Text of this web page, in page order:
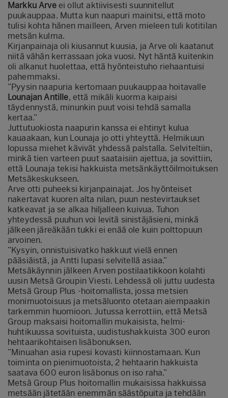
Markku Arveei ollut aktiivisesti suunnitellut
puukauppaa. Mutta kun naapuri mainitsi, että moto
tulisi kohta hänen mailleen, Arven mieleen tuli kotitilan
metsän kulma.
Kirjanpainaja oli kiusannut kuusia, ja Arve oli kaatanut
niitä vähän kerrassaan joka vuosi. Nyt häntä kuitenkin
oli alkanut huolettaa, että hyönteistuho riehaantuisi
pahemmaksi.
”Pyysin naapuria kertomaan puukauppaa hoitavalle
Lounajan Antille, että mikäli kuorma kaipaisi
täydennystä, minunkin puut voisi tehdä samalla
kertaa.”
Juttutuokiosta naapurin kanssa ei ehtinyt kulua
kauaakaan, kun Lounaja jo otti yhteyttä. Helmikuun
lopussa miehet kävivät yhdessä palstalla. Selviteltiin,
minkä tien varteen puut saataisiin ajettua, ja sovittiin,
että Lounaja tekisi hakkuista metsänkäyttöilmoituksen
Metsäkeskukseen.
Arve otti puheeksi kirjanpainajat. Jos hyönteiset
nakertavat kuoren alta nilan, puun nestevirtaukset
katkeavat ja se alkaa hiljalleen kuivua. Tuhon
yhteydessä puuhun voi levitä sinistäjäsieni, minkä
jälkeen järeäkään tukki ei enää ole kuin polttopuun
arvoinen.
”Kysyin, onnistuisivatko hakkuut vielä ennen
pääsiäistä, ja Antti lupasi selvitellä asiaa.”
Metsäkäynnin jälkeen Arven postilaatikkoon kolahti
uusin Metsä Groupin Viesti. Lehdessä oli juttu uudesta
Metsä Group Plus -hoitomallista, jossa metsien
monimuotoisuus ja metsäluonto otetaan aiempaakin
tarkemmin huomioon. Jutussa kerrottiin, että Metsä
Group maksaisi hoitomallin mukaisista, helmi-
huhtikuussa sovituista, uudistushakkuista 300 euron
hehtaarikohtaisen lisäbonuksen.
”Minuahan asia rupesi kovasti kiinnostamaan. Kun
toiminta on pienimuotoista, 2 hehtaarin hakkuista
saatava 600 euron lisäbonus on iso raha.”
Metsä Group Plus hoitomallin mukaisissa hakkuissa
metsään jätetään enemmän säästöpuita ja tehdään